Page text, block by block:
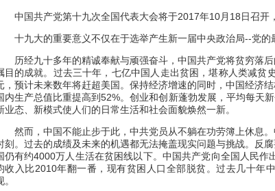
中国共产党第十九次全国代表大会将于2017年10月18日召开
十九大的重要意义不仅在于选举产生新一届中央政治局--党的
历经九十多年的精诚奉献与顽强奋斗，中国共产党将贫穷落
目的成就。过去三十年，七亿中国人走出贫困，堪称人类减贫史
，预计未来数年将赶超美国。保持经济增速的同时，中国经济
内生产总值比重提高到52%。创业和创新蓬勃发展，平均每天
业态、新模式使人们的日常生活和社会面貌焕然一新。
然而，中国不能止步于此，中共党员从不躺在功劳簿上休息
刻。过去的成绩及未来的机遇都无法掩盖现实问题与挑战。反
仍有约4000万人生活在贫困线以下。中国共产党向全国人民
收入比2010年翻一番，现有贫困人口全部脱贫。过去几十年
。